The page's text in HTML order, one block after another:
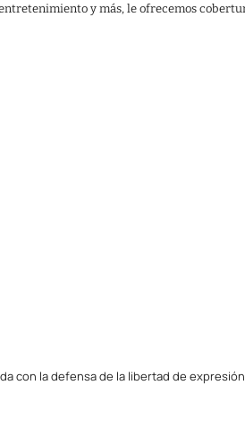
y más, le ofrecemos
con la defensa de la libertad de